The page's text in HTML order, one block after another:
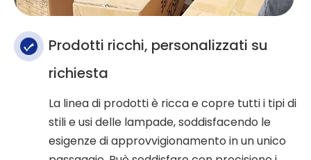
Prodotti ricchi, personalizzati su
richiesta
La linea di prodotti è ricca e copre tutti i tipi di
stili e usi delle lampade, soddisfacendo le
esigenze di approvvigionamento in un unico